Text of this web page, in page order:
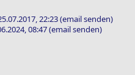
22:23(email senden)
08:47(email senden)